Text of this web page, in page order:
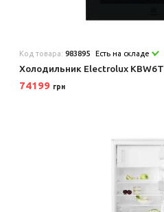
Код товара:983895 Есть на складе
Холодильник Electrolux KBW6T
74199 грн